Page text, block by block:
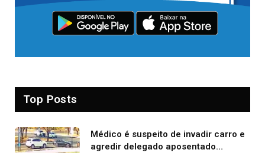
Top Posts
Médico é suspeito de invadir carro e
agredir delegado aposentado